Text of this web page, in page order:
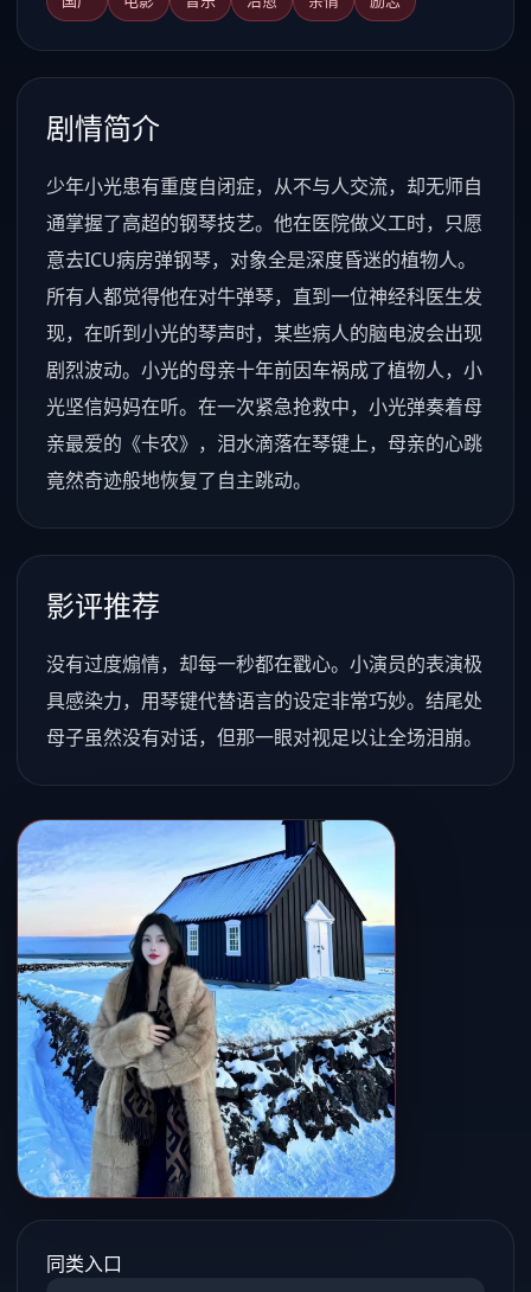
剧情简介
少年小光患有重度自闭症，从不与人交流，却无师自
通掌握了高超的钢琴技艺。他在医院做义工时，只愿
意去ICU病房弹钢琴，对象全是深度昏迷的植物人。
所有人都觉得他在对牛弹琴，直到一位神经科医生发
现，在听到小光的琴声时，某些病人的脑电波会出现
剧烈波动。小光的母亲十年前因车祸成了植物人，小
光坚信妈妈在听。在一次紧急抢救中，小光弹奏着母
亲最爱的《卡农》，泪水滴落在琴键上，母亲的心跳
竟然奇迹般地恢复了自主跳动。
影评推荐
没有过度煽情，却每一秒都在戳心。小演员的表演极
具感染力，用琴键代替语言的设定非常巧妙。结尾处
母子虽然没有对话，但那一眼对视足以让全场泪崩。
同类入口